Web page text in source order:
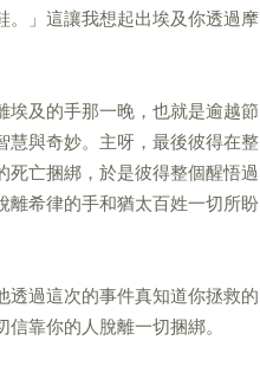
。」這讓我想起出埃及你透過摩
埃及的手那一晚，也就是逾越節
慧與奇妙。主呀，最後彼得在整
亡捆綁，於是彼得整個醒悟過
離希律的手和猶太百姓一切所盼
透過這次的事件真知道你拯救的
靠你的人脫離一切捆綁。